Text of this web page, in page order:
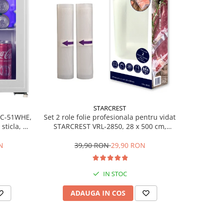
51WHE,
H
STARCREST
Set 2 role folie profesionala pentru vidat
STARCREST VRL-2850, 28 x 500 cm,
lavabile in masina de spalat, fara BPA,
transparent
39,90 RON29,90 RON
IN STOC
ADAUGA IN COS